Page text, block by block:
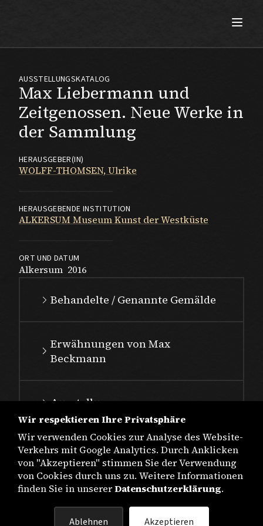
Max Liebermann und
Zeitgenossen. Neue Werke in
der Sammlung
AUSSTELLUNGSKATALOG
HERAUSGEBER(IN)
WOLFF-THOMSEN, Ulrike
HERAUSGEBENDE INSTITUTION
ALKERSUM Museum Kunst der Westküste
ORT UND DATUM
Alkersum 2016
Behandelte / Genannte Gemälde
Erwähnungen von Max
Beckmann
Ausstellungen
DATENSCHUTZ
Wir respektieren Ihre Privatsphäre
Wir verwenden Cookies zur Analyse des Website-
Verkehrs mit Google Analytics. Durch Anklicken
von "Akzeptieren" stimmen Sie der Verwendung
von Cookies durch uns zu. Weitere Informationen
finden Sie in unsererDatenschutzerklärung.
Ablehnen Akzeptieren